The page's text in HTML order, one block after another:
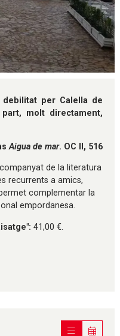
per Calella de
molt directament,
Aigua de mar. OC II, 516
de la literatura
recurrents a amics,
complementar la
empordanesa.
41,00 €.